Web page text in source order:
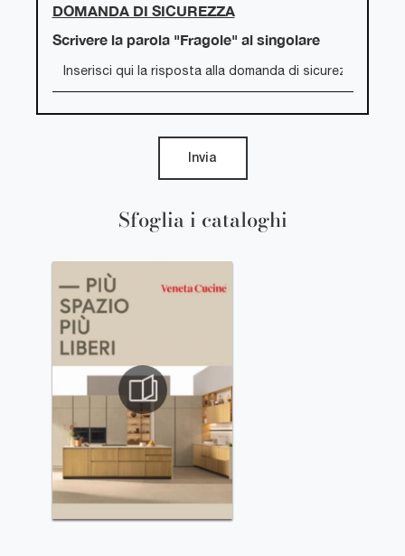
Sfoglia i cataloghi
DOMANDA DI SICUREZZA
Scrivere la parola "Fragole" al singolare
Invia